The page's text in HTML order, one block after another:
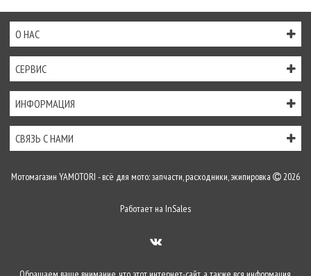
О НАС
СЕРВИС
ИНФОРМАЦИЯ
СВЯЗЬ С НАМИ
Мотомагазин YAMOTORI - всё для мото: запчасти, расходники, экипировка 2026
Работает на InSales